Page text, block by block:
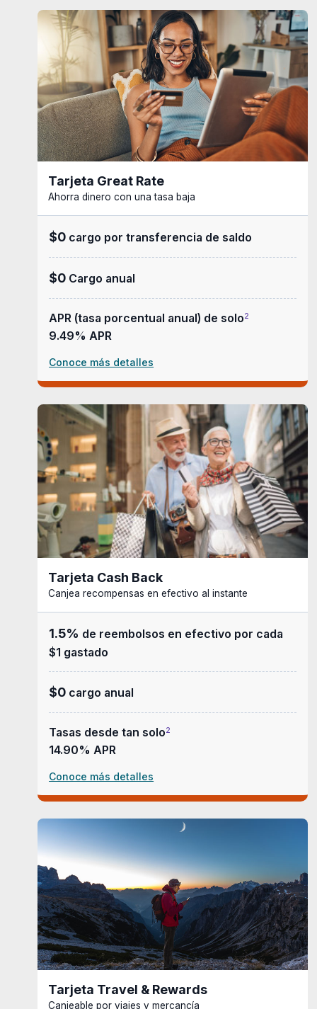
Tarjeta Great Rate
Ahorra dinero con una tasa baja
$0 cargo por transferencia de saldo
$0 Cargo anual
APR (tasa porcentual anual) de solo2
9.49% APR
Conoce más detalles
Tarjeta Cash Back
Canjea recompensas en efectivo al instante
1.5% de reembolsos en efectivo por cada
$1 gastado
$0 cargo anual
Tasas desde tan solo2
14.90% APR
Conoce más detalles
Tarjeta Travel & Rewards
Canjeable por viajes y mercancía